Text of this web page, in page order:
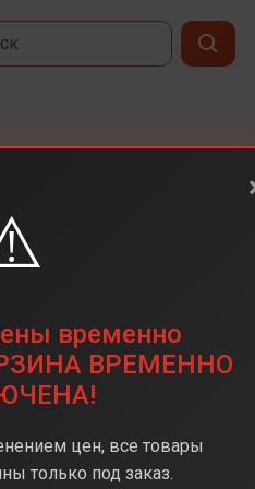
временно
ВРЕМЕННО
цен, все товары
только под заказ.